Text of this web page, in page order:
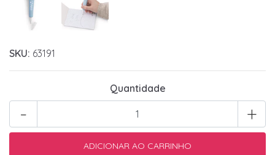
SKU: 63191
Quantidade
+
-